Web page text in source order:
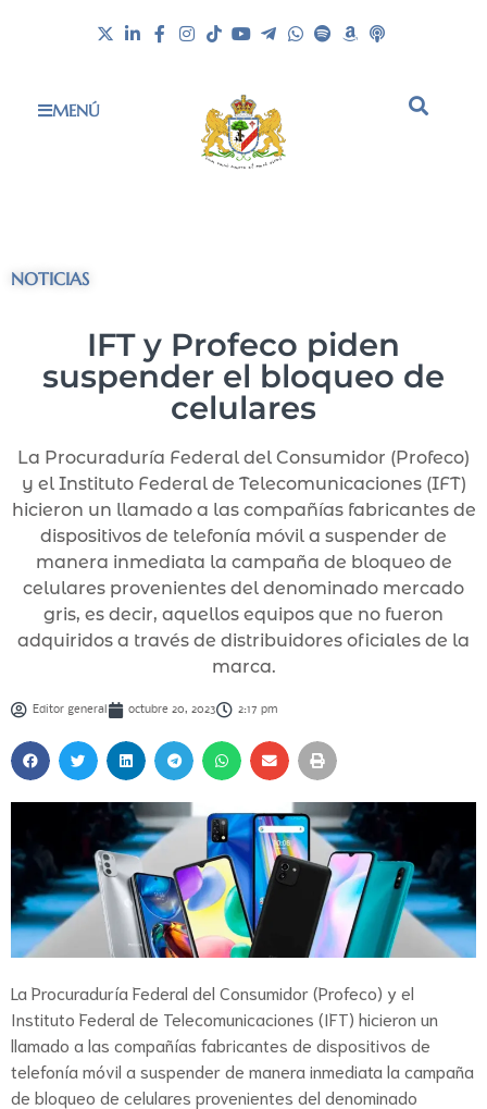
MENÚ
NOTICIAS
IFT y Profeco piden
suspender el bloqueo de
celulares
La Procuraduría Federal del Consumidor (Profeco)
y el Instituto Federal de Telecomunicaciones (IFT)
hicieron un llamado a las compañías fabricantes de
dispositivos de telefonía móvil a suspender de
manera inmediata la campaña de bloqueo de
celulares provenientes del denominado mercado
gris, es decir, aquellos equipos que no fueron
adquiridos a través de distribuidores oficiales de la
marca.
Editor general octubre 20, 2023 2:17 pm
La Procuraduría Federal del Consumidor (Profeco) y el
Instituto Federal de Telecomunicaciones (IFT) hicieron un
llamado a las compañías fabricantes de dispositivos de
telefonía móvil a suspender de manera inmediata la campaña
de bloqueo de celulares provenientes del denominado